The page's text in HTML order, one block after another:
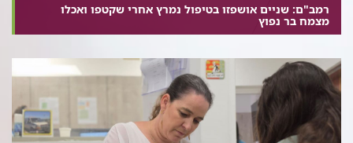
רמב"ם: שניים אושפזו בטיפול נמרץ אחרי שקטפו ואכלו
מצמח בר נפוץ